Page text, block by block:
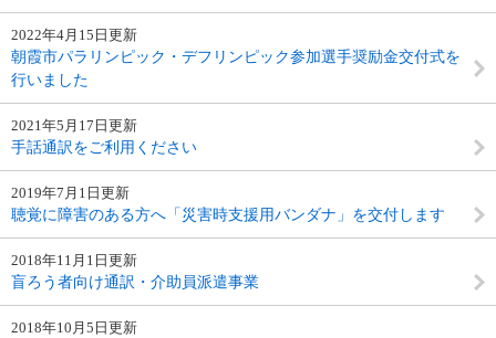
2022年4月15日更新
朝霞市パラリンピック・デフリンピック参加選手奨励金交付式を
行いました
2021年5月17日更新
手話通訳をご利用ください
2019年7月1日更新
聴覚に障害のある方へ「災害時支援用バンダナ」を交付します
2018年11月1日更新
盲ろう者向け通訳・介助員派遣事業
2018年10月5日更新